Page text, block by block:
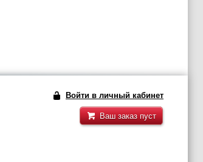
Войти в личный кабинет
Ваш заказ пуст